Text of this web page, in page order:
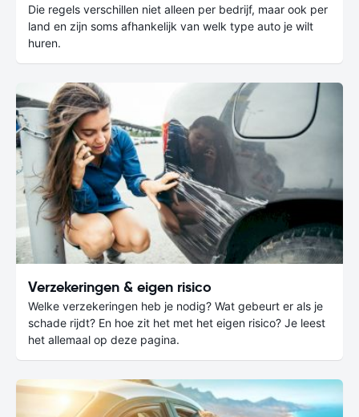
Die regels verschillen niet alleen per bedrijf, maar ook per
land en zijn soms afhankelijk van welk type auto je wilt
huren.
Verzekeringen & eigen risico
Welke verzekeringen heb je nodig? Wat gebeurt er als je
schade rijdt? En hoe zit het met het eigen risico? Je leest
het allemaal op deze pagina.